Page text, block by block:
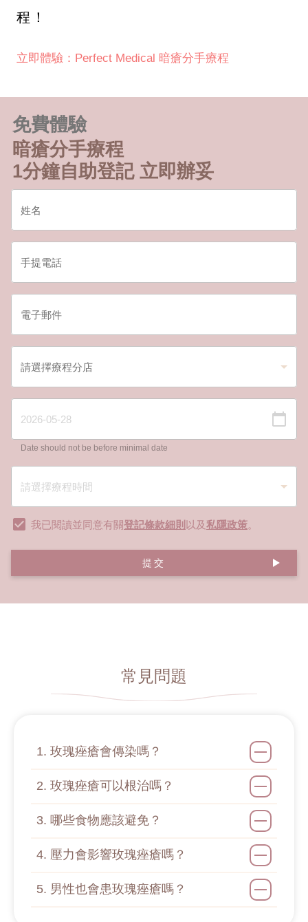
程！
立即體驗：Perfect Medical 暗瘡分手療程
免費體驗
暗瘡分手療程
1分鐘自助登記 立即辦妥
Date should not be before minimal date
我已閱讀並同意有關登記條款細則 以及私隱政策。
提交
常見問題
1. 玫瑰痤瘡會傳染嗎？
2. 玫瑰痤瘡可以根治嗎？
3. 哪些食物應該避免？
4. 壓力會影響玫瑰痤瘡嗎？
5. 男性也會患玫瑰痤瘡嗎？